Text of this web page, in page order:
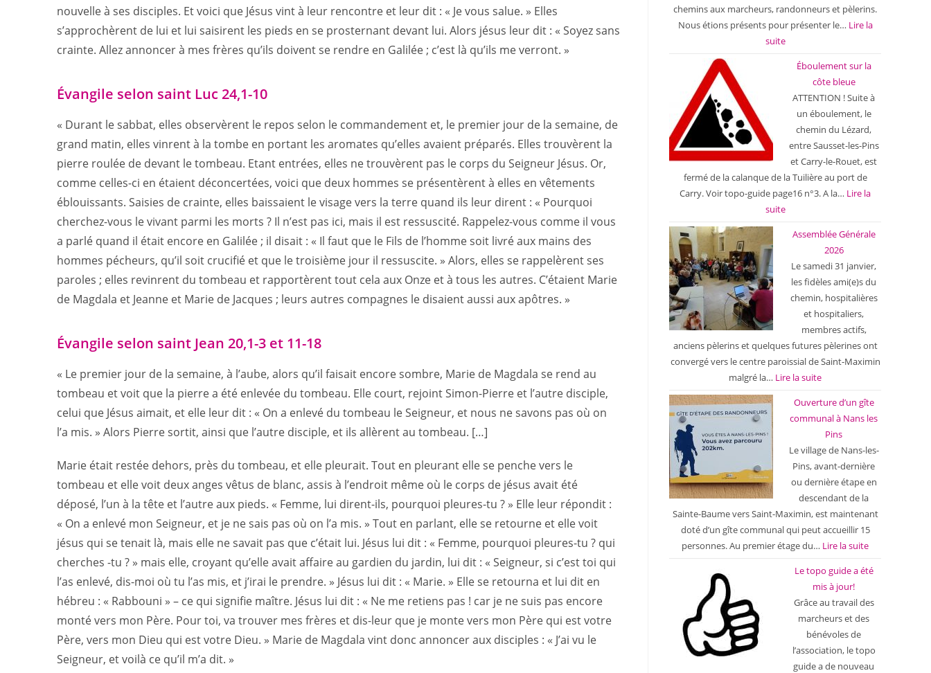
nouvelle à ses disciples. Et voici que Jésus vint à leur rencontre et leur dit : « Je vous salue. » Elles
s’approchèrent de lui et lui saisirent les pieds en se prosternant devant lui. Alors jésus leur dit : « Soyez sans
crainte. Allez annoncer à mes frères qu’ils doivent se rendre en Galilée ; c’est là qu’ils me verront. »
Évangile selon saint Luc 24,1-10
« Durant le sabbat, elles observèrent le repos selon le commandement et, le premier jour de la semaine, de
grand matin, elles vinrent à la tombe en portant les aromates qu’elles avaient préparés. Elles trouvèrent la
pierre roulée de devant le tombeau. Etant entrées, elles ne trouvèrent pas le corps du Seigneur Jésus. Or,
comme celles-ci en étaient déconcertées, voici que deux hommes se présentèrent à elles en vêtements
éblouissants. Saisies de crainte, elles baissaient le visage vers la terre quand ils leur dirent : « Pourquoi
cherchez-vous le vivant parmi les morts ? Il n’est pas ici, mais il est ressuscité. Rappelez-vous comme il vous
a parlé quand il était encore en Galilée ; il disait : « Il faut que le Fils de l’homme soit livré aux mains des
hommes pécheurs, qu’il soit crucifié et que le troisième jour il ressuscite. » Alors, elles se rappelèrent ses
paroles ; elles revinrent du tombeau et rapportèrent tout cela aux Onze et à tous les autres. C’étaient Marie
de Magdala et Jeanne et Marie de Jacques ; leurs autres compagnes le disaient aussi aux apôtres. »
Évangile selon saint Jean 20,1-3 et 11-18
« Le premier jour de la semaine, à l’aube, alors qu’il faisait encore sombre, Marie de Magdala se rend au
tombeau et voit que la pierre a été enlevée du tombeau. Elle court, rejoint Simon-Pierre et l’autre disciple,
celui que Jésus aimait, et elle leur dit : « On a enlevé du tombeau le Seigneur, et nous ne savons pas où on
l’a mis. » Alors Pierre sortit, ainsi que l’autre disciple, et ils allèrent au tombeau. […]
Marie était restée dehors, près du tombeau, et elle pleurait. Tout en pleurant elle se penche vers le
tombeau et elle voit deux anges vêtus de blanc, assis à l’endroit même où le corps de jésus avait été
déposé, l’un à la tête et l’autre aux pieds. « Femme, lui dirent-ils, pourquoi pleures-tu ? » Elle leur répondit :
« On a enlevé mon Seigneur, et je ne sais pas où on l’a mis. » Tout en parlant, elle se retourne et elle voit
jésus qui se tenait là, mais elle ne savait pas que c’était lui. Jésus lui dit : « Femme, pourquoi pleures-tu ? qui
cherches -tu ? » mais elle, croyant qu’elle avait affaire au gardien du jardin, lui dit : « Seigneur, si c’est toi qui
l’as enlevé, dis-moi où tu l’as mis, et j’irai le prendre. » Jésus lui dit : « Marie. » Elle se retourna et lui dit en
hébreu : « Rabbouni » – ce qui signifie maître. Jésus lui dit : « Ne me retiens pas ! car je ne suis pas encore
monté vers mon Père. Pour toi, va trouver mes frères et dis-leur que je monte vers mon Père qui est votre
Père, vers mon Dieu qui est votre Dieu. » Marie de Magdala vint donc annoncer aux disciples : « J’ai vu le
Seigneur, et voilà ce qu’il m’a dit. »
chemins aux marcheurs, randonneurs et pèlerins.
Nous étions présents pour présenter le… Lire la
suite
Éboulement sur la
côte bleue
ATTENTION ! Suite à
un éboulement, le
chemin du Lézard,
entre Sausset-les-Pins
et Carry-le-Rouet, est
fermé de la calanque de la Tuilière au port de
Carry. Voir topo-guide page16 n°3. A la… Lire la
suite
Assemblée Générale
2026
Le samedi 31 janvier,
les fidèles ami(e)s du
chemin, hospitalières
et hospitaliers,
membres actifs,
anciens pèlerins et quelques futures pèlerines ont
convergé vers le centre paroissial de Saint-Maximin
malgré la… Lire la suite
Ouverture d’un gîte
communal à Nans les
Pins
Le village de Nans-les-
Pins, avant-dernière
ou dernière étape en
descendant de la
Sainte-Baume vers Saint-Maximin, est maintenant
doté d’un gîte communal qui peut accueillir 15
personnes. Au premier étage du… Lire la suite
Le topo guide a été
mis à jour!
Grâce au travail des
marcheurs et des
bénévoles de
l’association, le topo
guide a de nouveau